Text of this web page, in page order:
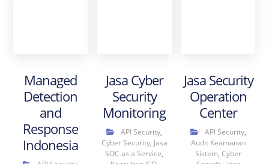
Managed
Detection
and
Response
Indonesia
Jasa Cyber
Security
Monitoring
API Security,
Cyber Security, Jasa
SOC as a Service,
Jasa Security
Operation
Center
API Security,
Audit Keamanan
Sistem,Cyber